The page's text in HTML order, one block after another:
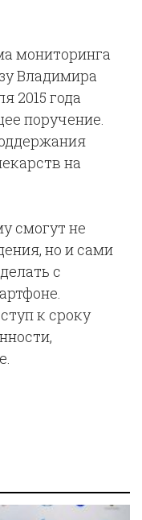
мониторинга
Владимира
2015 года
поручение.
на
смогут не
но и сами
с
к сроку